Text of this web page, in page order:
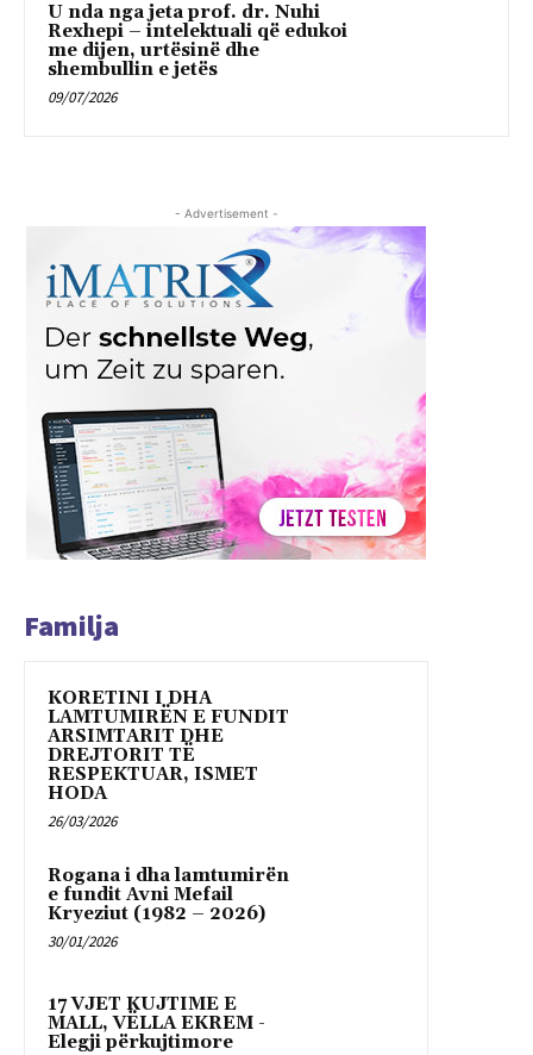
U nda nga jeta prof. dr. Nuhi
Rexhepi – intelektuali që edukoi
me dijen, urtësinë dhe
shembullin e jetës
09/07/2026
- Advertisement -
Familja
KORETINI I DHA
LAMTUMIRËN E FUNDIT
ARSIMTARIT DHE
DREJTORIT TË
RESPEKTUAR, ISMET
HODA
26/03/2026
Rogana i dha lamtumirën
e fundit Avni Mefail
Kryeziut (1982 – 2026)
30/01/2026
17 VJET KUJTIME E
MALL, VËLLA EKREM -
Elegji përkujtimore